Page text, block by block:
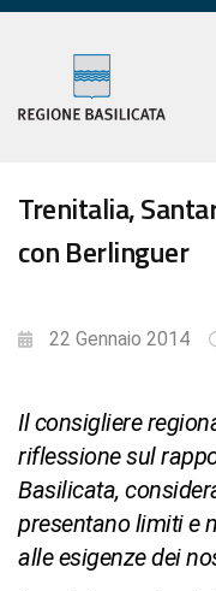
Trenitalia,
con Berlinguer
22 Gennaio 2014
Il consigliere
riflessione sul
Basilicata,
presentano limiti e
alle esigenze dei